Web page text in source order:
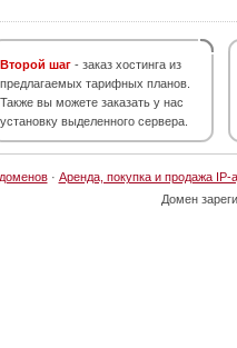
Второй шаг - заказ хостинга из
предлагаемых тарифных планов.
Также вы можете заказать у нас
установку выделенного сервера.
· Аренда, покупка и продажа IP-
Домен